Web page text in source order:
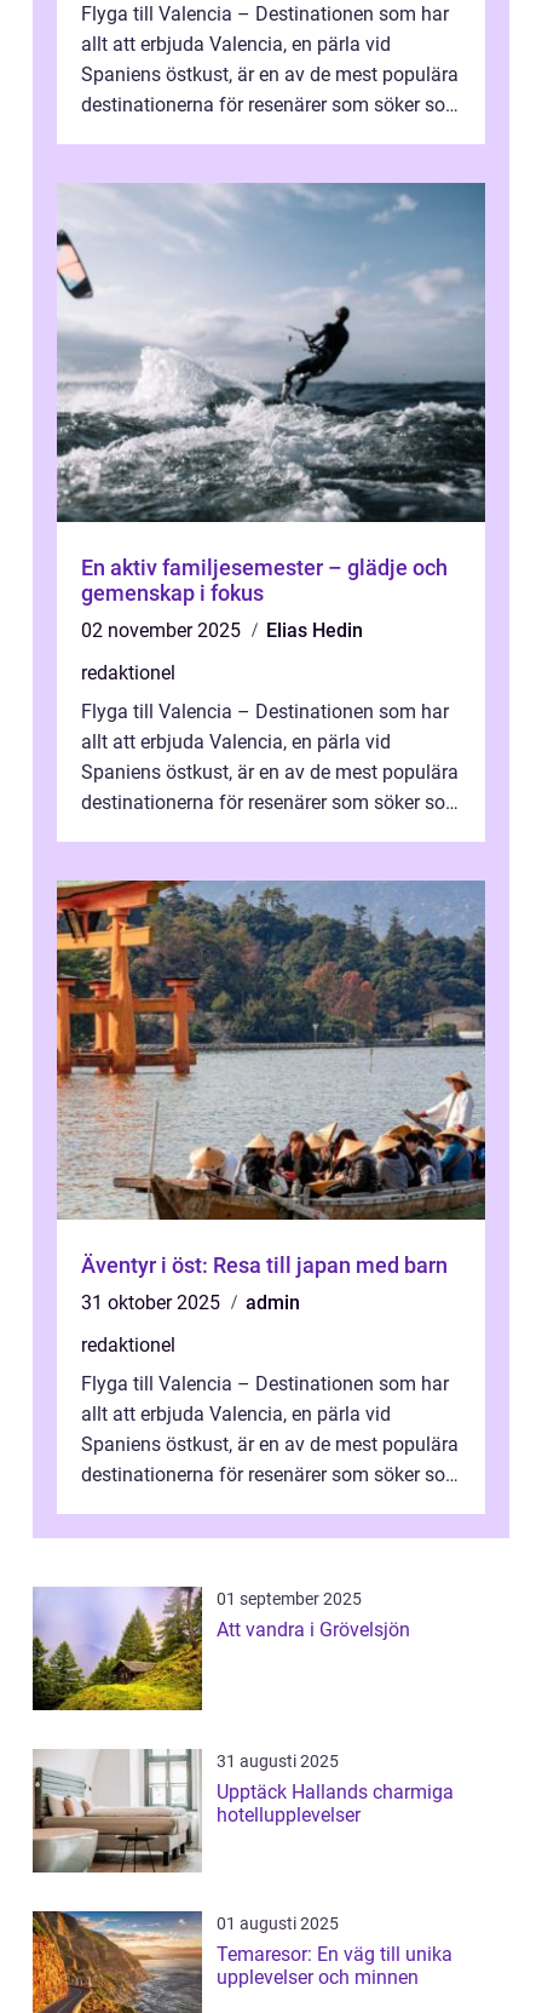
Flyga till Valencia – Destinationen som har
allt att erbjuda Valencia, en pärla vid
Spaniens östkust, är en av de mest populära
destinationerna för resenärer som söker sol,
En aktiv familjesemester – glädje och
gemenskap i fokus
02 november 2025
Elias Hedin
redaktionel
Flyga till Valencia – Destinationen som har
allt att erbjuda Valencia, en pärla vid
Spaniens östkust, är en av de mest populära
destinationerna för resenärer som söker sol,
Äventyr i öst: Resa till japan med barn
31 oktober 2025
admin
redaktionel
Flyga till Valencia – Destinationen som har
allt att erbjuda Valencia, en pärla vid
Spaniens östkust, är en av de mest populära
destinationerna för resenärer som söker sol,
01 september 2025
Att vandra i Grövelsjön
31 augusti 2025
Upptäck Hallands charmiga
hotellupplevelser
01 augusti 2025
Temaresor: En väg till unika
upplevelser och minnen